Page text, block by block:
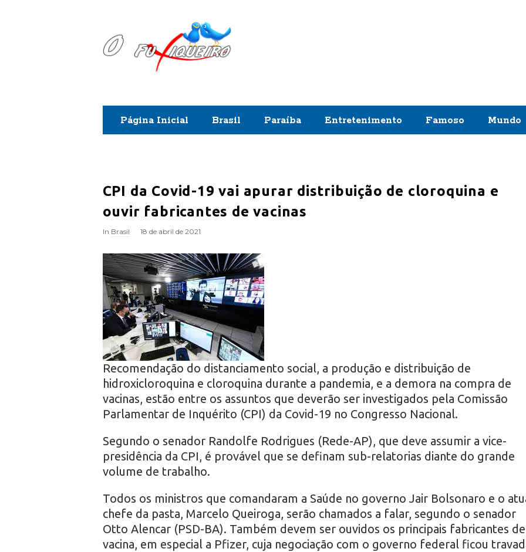
F
x
i
u
e
i
r
o
Página Inicial Brasil Paraíba Entretenimento Famoso Mundo
CPI da Covid-19 vai apurar distribuição de cloroquina e
ouvir fabricantes de vacinas
In Brasil 18 de abril de 2021
Recomendação do distanciamento social, a produção e distribuição de
hidroxicloroquina e cloroquina durante a pandemia, e a demora na compra de
vacinas, estão entre os assuntos que deverão ser investigados pela Comissão
Parlamentar de Inquérito (CPI) da Covid-19 no Congresso Nacional.
Segundo o senador Randolfe Rodrigues (Rede-AP), que deve assumir a vice-
presidência da CPI, é provável que se definam sub-relatorias diante do grande
volume de trabalho.
Todos os ministros que comandaram a Saúde no governo Jair Bolsonaro e o
chefe da pasta, Marcelo Queiroga, serão chamados a falar, segundo o senador
Otto Alencar (PSD-BA). Também devem ser ouvidos os principais fabricantes de
vacina, em especial a Pfizer, cuja negociação com o governo federal ficou